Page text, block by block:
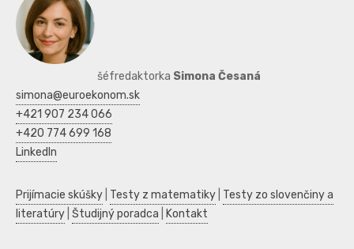
šéfredaktorka Simona Česaná
simona@euroekonom.sk
+421 907 234 066
+420 774 699 168
LinkedIn
Prijímacie skúšky Testy z matematiky Testy zo slovenčiny a
literatúry Študijný poradca Kontakt